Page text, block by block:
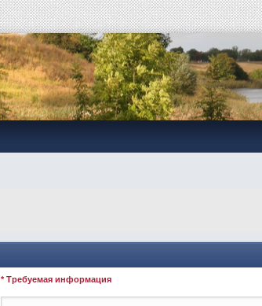
* Требуемая информация